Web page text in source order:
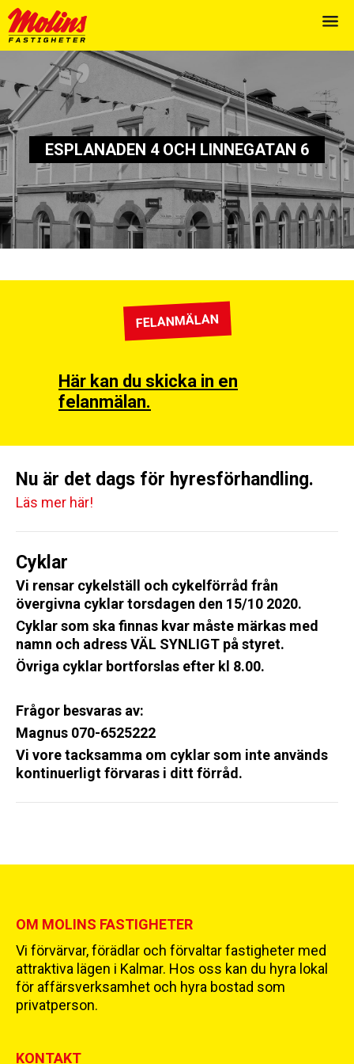
ESPLANADEN 4 OCH LINNEGATAN 6
Nu är det dags för hyresförhandling.
Läs mer här!
Cyklar
Vi rensar cykelställ och cykelförråd från
övergivna cyklartorsdagen den 15/10 2020.
Cyklar som ska finnas kvar måste märkas med
namn och adress VÄL SYNLIGT på styret.
Övriga cyklar bortforslas efter kl 8.00.
Frågor besvaras av:
Magnus 070-6525222
Vi vore tacksamma om cyklar som inte används
kontinuerligt förvaras i ditt förråd.
FELANMÄLAN
Här kan du skicka in en
felanmälan.
OM MOLINS FASTIGHETER
Vi förvärvar, förädlar och förvaltar fastigheter med
attraktiva lägen i Kalmar. Hos oss kan du hyra lokal
för affärsverksamhet och hyra bostad som
privatperson.
KONTAKT